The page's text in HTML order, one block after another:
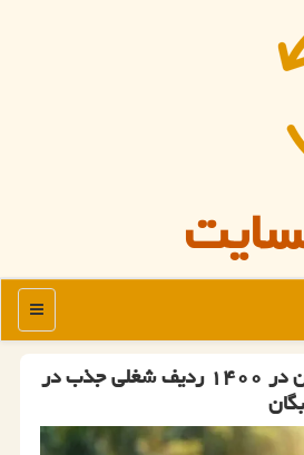
منو
استخدام جدید نخبگان در ۱۴۰۰ ردیف شغلی جذب در